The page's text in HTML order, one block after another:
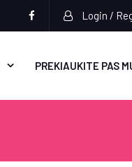
Login /
PREKIAUKITE PAS